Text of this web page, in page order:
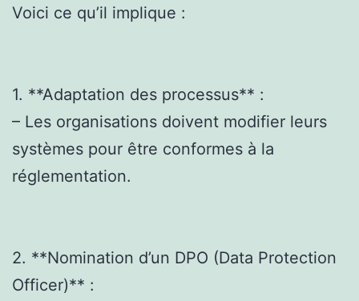
Voici ce qu’il implique :
1. **Adaptation des processus** :
– Les organisations doivent modifier leurs
systèmes pour être conformes à la
réglementation.
2. **Nomination d’un DPO (Data Protection
Officer)** :